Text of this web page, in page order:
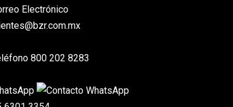
Electrónico
800 202 8283